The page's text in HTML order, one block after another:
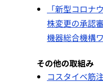
「新型コロ
株変更の承認
機器総合機構
その他の取組み
コスタイベ筋